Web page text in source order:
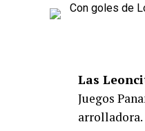
Las
Juegos
arrolladora.